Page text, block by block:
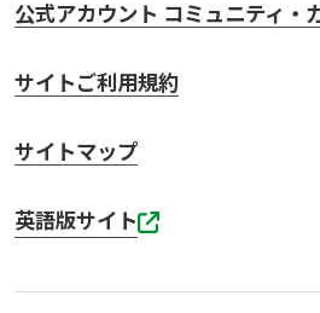
公式アカウント コミュニティ・
サイトご利用規約
サイトマップ
英語版サイト